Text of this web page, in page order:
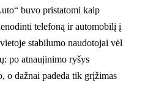
buvo pristatomi kaip
telefoną ir automobilį į
stabilumo naudotojai vėl
po atnaujinimo ryšys
o dažnai padeda tik grįžimas